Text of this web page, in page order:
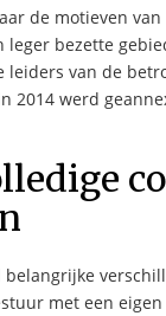
de motieven
leger bezette
leiders van de
2014 werd
belangrijke
met een